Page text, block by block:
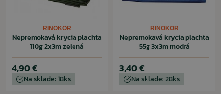
RINOKOR
Nepremokavá krycia plachta
110g 2x3m zelená
4,90 €
Na sklade: 18ks
RINOKOR
Nepremokavá krycia plachta
55g 3x3m modrá
3,40 €
Na sklade: 28ks